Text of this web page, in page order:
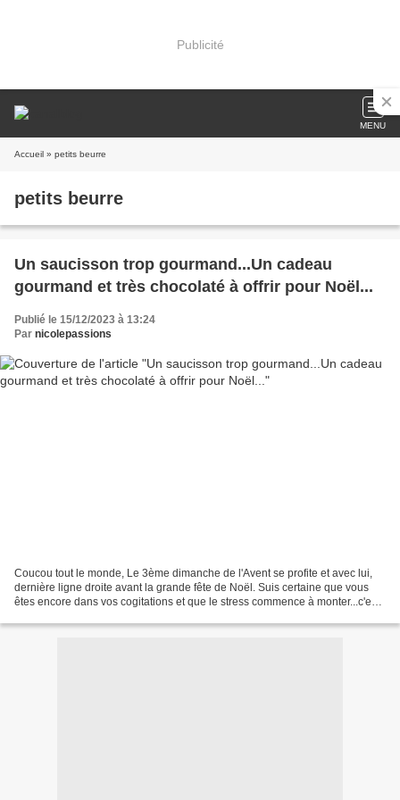
Publicité
MENU
Accueil » petits beurre
petits beurre
Un saucisson trop gourmand...Un cadeau
gourmand et très chocolaté à offrir pour Noël...
Publié le 15/12/2023 à 13:24
Par nicolepassions
Coucou tout le monde, Le 3ème dimanche de l'Avent se profite et avec lui,
dernière ligne droite avant la grande fête de Noël. Suis certaine que vous
êtes encore dans vos cogitations et que le stress commence à monter...c'est